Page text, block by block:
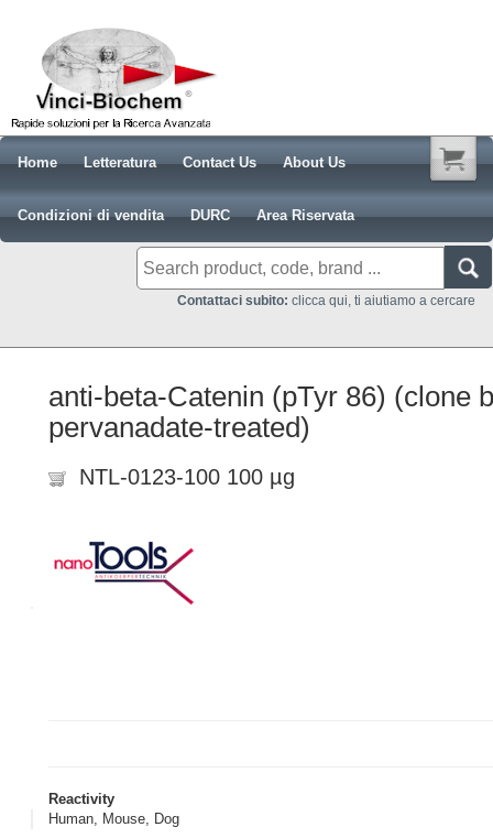
Home Letteratura Contact Us About Us
Condizioni di vendita DURC Area Riservata
Contattaci subito: clicca qui, ti aiutiamo a cercare
anti-beta-Catenin (pTyr 86) (clone
pervanadate-treated)
NTL-0123-100 100 µg
Reactivity
Human, Mouse, Dog